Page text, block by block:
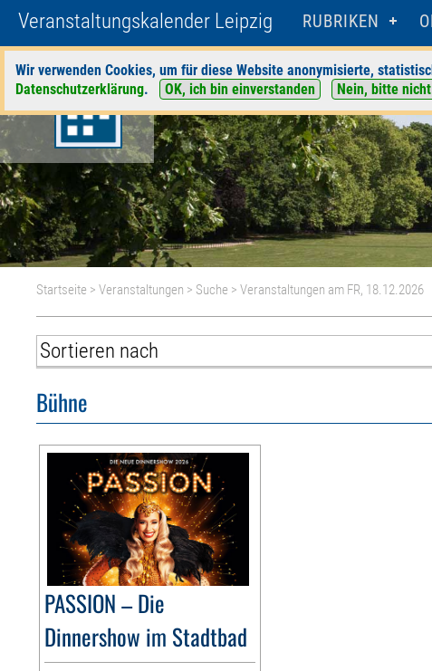
Veranstaltungskalender Leipzig RUBRIKEN
Wir verwenden Cookies, um für diese Website anonymisierte,
Datenschutzerklärung. OK, ich bin einverstanden Nein, bitte nicht
Startseite >Veranstaltungen > Suche > Veranstaltungen am FR, 18.12.2026
Bühne
PASSION – Die
Dinnershow im Stadtbad